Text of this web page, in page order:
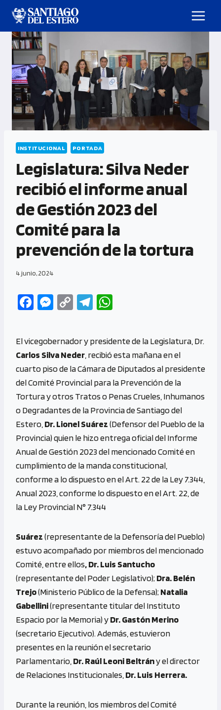
INSTITUCIONAL PORTADA
Legislatura: Silva Neder
recibió el informe anual
de Gestión 2023 del
Comité para la
prevención de la tortura
4 junio, 2024
Fa
o
o
k
M
n
g
er
C
py
Li
n
k
Te
a
m
s
A
p
p
El vicegobernador y presidente de la Legislatura, Dr.
Carlos Silva Neder , recibió esta mañana en el
cuarto piso de la Cámara de Diputados al presidente
del Comité Provincial para la Prevención de la
Tortura y otros Tratos o Penas Crueles, Inhumanos
o Degradantes de la Provincia de Santiago del
Estero, Dr. Lionel Suárez(Defensor del Pueblo de la
Provincia) quien le hizo entrega oficial del Informe
Anual de Gestión 2023 del mencionado Comité en
cumplimiento de la manda constitucional,
conforme a lo dispuesto en el Art. 22 de la Ley 7.344,
Anual 2023, conforme lo dispuesto en el Art. 22, de
la Ley Provincial N° 7.344
Suárez(representante de la Defensoría del Pueblo)
estuvo acompañado por miembros del mencionado
Comité, entre ellos, Dr. Luis Santucho
(representante del Poder Legislativo);Dra. Belén
Trejo(Ministerio Público de la Defensa);Natalia
Gabellini(representante titular del Instituto
Espacio por la Memoria) yDr. Gastón Merino
(secretario Ejecutivo). Además, estuvieron
presentes en la reunión el secretario
Parlamentario, Dr. Raúl Leoni Beltrány el director
de Relaciones Institucionales, Dr. Luis Herrera.
Durante la reunión, los miembros del Comité